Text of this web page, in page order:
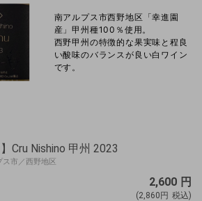
南アルプス市西野地区「幸進園
産」甲州種100％使用。
西野甲州の特徴的な果実味と程良
い酸味のバランスが良い白ワイン
です。
Cru Nishino 甲州 2023
市／西野地区
2,600 円
(2,860円 税込)